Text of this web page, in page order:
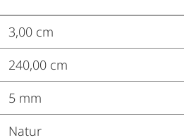
3,00 cm
240,00 cm
5 mm
Natur